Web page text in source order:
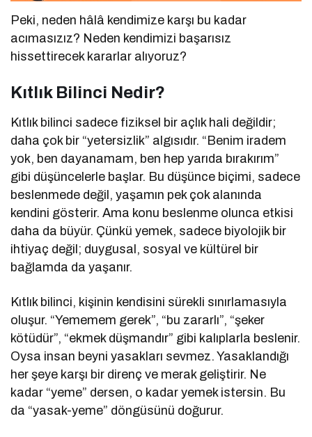
Peki, neden hâlâ kendimize karşı bu kadar
acımasızız? Neden kendimizi başarısız
hissettirecek kararlar alıyoruz?
Kıtlık Bilinci Nedir?
Kıtlık bilinci sadece fiziksel bir açlık hali değildir;
daha çok bir “yetersizlik” algısıdır. “Benim iradem
yok, ben dayanamam, ben hep yarıda bırakırım”
gibi düşüncelerle başlar. Bu düşünce biçimi, sadece
beslenmede değil, yaşamın pek çok alanında
kendini gösterir. Ama konu beslenme olunca etkisi
daha da büyür. Çünkü yemek, sadece biyolojik bir
ihtiyaç değil; duygusal, sosyal ve kültürel bir
bağlamda da yaşanır.
Kıtlık bilinci, kişinin kendisini sürekli sınırlamasıyla
oluşur. “Yememem gerek”, “bu zararlı”, “şeker
kötüdür”, “ekmek düşmandır” gibi kalıplarla beslenir.
Oysa insan beyni yasakları sevmez. Yasaklandığı
her şeye karşı bir direnç ve merak geliştirir. Ne
kadar “yeme” dersen, o kadar yemek istersin. Bu
da “yasak-yeme” döngüsünü doğurur.